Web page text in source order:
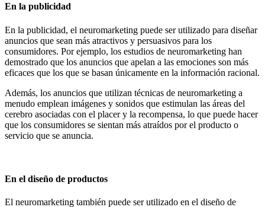
En la publicidad
En la publicidad, el neuromarketing puede ser utilizado para diseñar
anuncios que sean más atractivos y persuasivos para los
consumidores. Por ejemplo, los estudios de neuromarketing han
demostrado que los anuncios que apelan a las emociones son más
eficaces que los que se basan únicamente en la información racional.
Además, los anuncios que utilizan técnicas de neuromarketing a
menudo emplean imágenes y sonidos que estimulan las áreas del
cerebro asociadas con el placer y la recompensa, lo que puede hacer
que los consumidores se sientan más atraídos por el producto o
servicio que se anuncia.
En el diseño de productos
El neuromarketing también puede ser utilizado en el diseño de